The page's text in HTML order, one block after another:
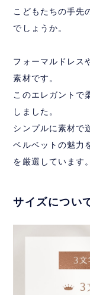
こどもたちの手先
でしょうか。
フォーマルドレス
素材です。
このエレガントで
しました。
シンプルに素材で
ベルベットの魅力
を厳選しています。
サイズについ